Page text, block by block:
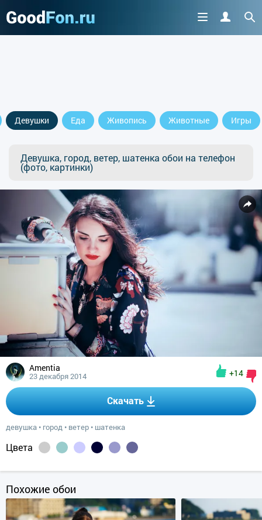
Девушки Еда Живопись Животные Игры
Девушка, город, ветер, шатенка обои на телефон
(фото, картинки)
Amentia
23 декабря 2014 +14
Скачать
девушка • город • ветер • шатенка
Цвета
Похожие обои